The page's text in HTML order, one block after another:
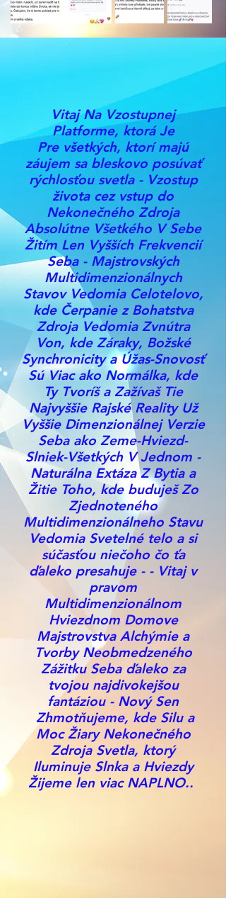
Vitaj Na Vzostupnej
Platforme, ktorá Je
Pre všetkých, ktorí majú
záujem sa bleskovo posúvať
rýchlosťou svetla - Vzostup
života cez vstup do
Nekonečného Zdroja
Absolútne Všetkého V Sebe
Žitím Len Vyšších Frekvencií
Seba - Majstrovských
Multidimenzionálnych
Stavov Vedomia Celotelovo,
kde Čerpanie z Bohatstva
Zdroja Vedomia Zvnútra
Von, kde Záraky, Božské
Synchronicity a Úžas-Snovosť
Sú Viac ako Normálka, kde
Ty Tvoríš a Zažívaš Tie
Najvyššie Rajské Reality Už
Vyššie Dimenzionálnej Verzie
Seba ako Zeme-Hviezd-
Slniek-Všetkých V Jednom -
Naturálna Extáza Z Bytia a
Žitie Toho, kde buduješ Zo
Zjednoteného
Multidimenzionálneho Stavu
Vedomia Svetelné telo a si
súčasťou niečoho čo ťa
ďaleko presahuje - - Vitaj v
pravom
Multidimenzionálnom
Hviezdnom Domove
Majstrovstva Alchýmie a
Tvorby Neobmedzeného
Zážitku Seba ďaleko za
tvojou najdivokejšou
fantáziou - Nový Sen
Zhmotňujeme, kde Silu a
Moc Žiary Nekonečného
Zdroja Svetla, ktorý
Iluminuje Slnka a Hviezdy
Žijeme len viac NAPLNO..